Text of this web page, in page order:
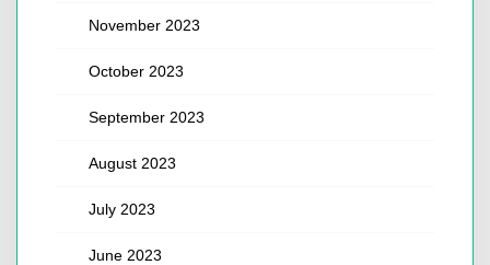
November 2023
October 2023
September 2023
August 2023
July 2023
June 2023